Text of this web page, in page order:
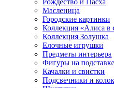
Масленица
Городские картинки
Коллекция «Алиса в
Коллекция Золушка
Елочные игрушки
Предметы интерьера
Фигуры на подставке
Качалки и свистки
Подсвечники и